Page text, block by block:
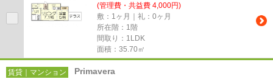
(管理費・共益費 4,000円)
敷：1ヶ月｜礼：0ヶ月
所在階：1階
間取り：1LDK
面積：35.70㎡
賃貸｜マンション Primavera